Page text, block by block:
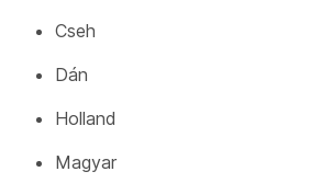
Cseh
Dán
Holland
Magyar